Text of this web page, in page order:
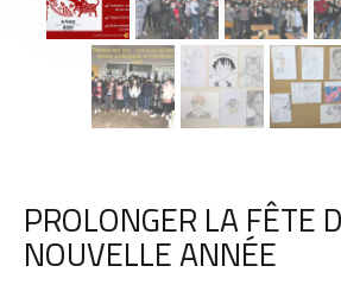
PROLONGER LA FÊTE
NOUVELLE ANNÉE